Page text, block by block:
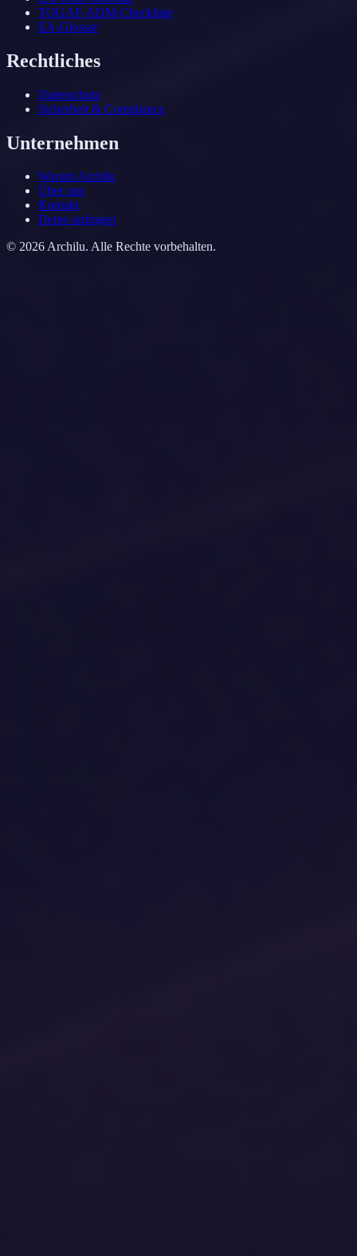
TOGAF-ADM-Checkliste
EA-Glossar
Rechtliches
Datenschutz
Sicherheit & Compliance
Unternehmen
Warum Archilu
Über uns
Kontakt
Demo anfragen
© 2026Archilu. Alle Rechte vorbehalten.